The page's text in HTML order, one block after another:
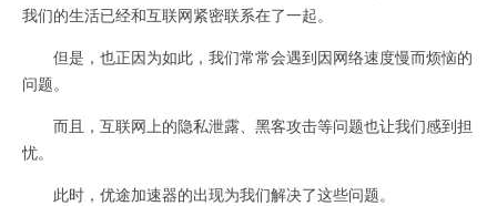
我们的生活已经和互联网紧密联系在了一起。
但是，也正因为如此，我们常常会遇到因网络速度慢而烦恼的
问题。
而且，互联网上的隐私泄露、黑客攻击等问题也让我们感到担
忧。
此时，优途加速器的出现为我们解决了这些问题。